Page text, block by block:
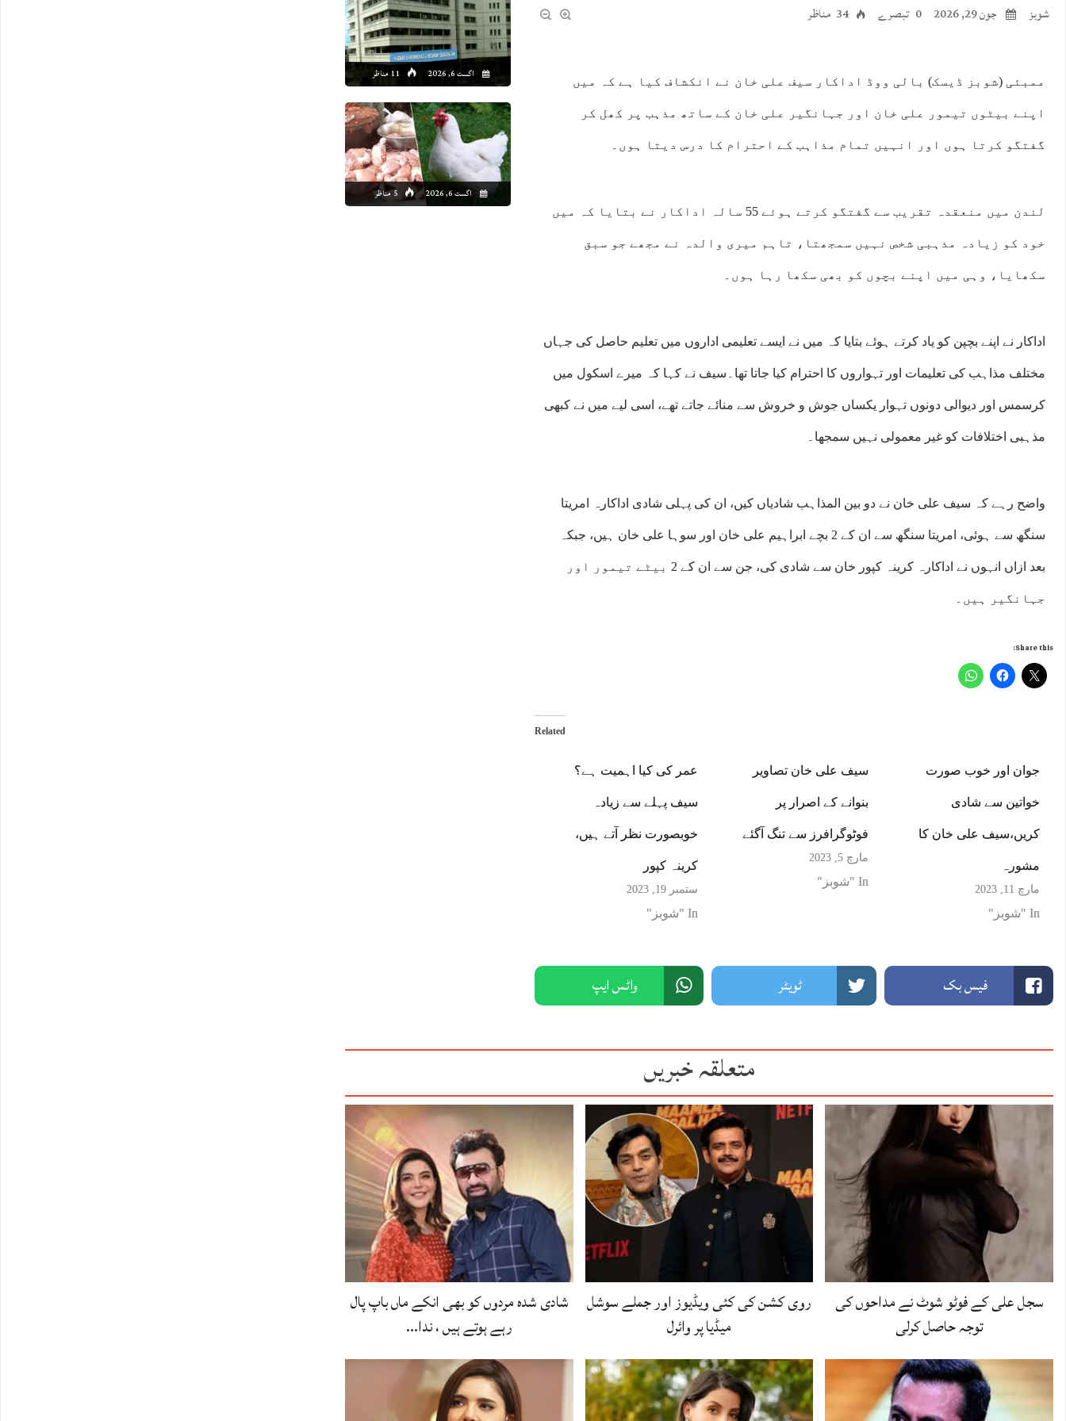
اگست 6, 2026 11 مناظر
اگست 6, 2026 5 مناظر
شوبز جون 29, 2026 0 تبصرے 34 مناظر
ممبئی (شوبز ڈیسک) بالی ووڈ اداکار سیف علی خان نے انکشاف کیا ہے کہ میں
اپنے بیٹوں تیمور علی خان اور جہانگیر علی خان کے ساتھ مذہب پر کھل کر
گفتگو کرتا ہوں اور انہیں تمام مذاہب کے احترام کا درس دیتا ہوں۔
لندن میں منعقدہ تقریب سے گفتگو کرتے ہوئے 55 سالہ اداکار نے بتایا کہ میں
خود کو زیادہ مذہبی شخص نہیں سمجھتا، تاہم میری والدہ نے مجھے جو سبق
سکھایا، وہی میں اپنے بچوں کو بھی سکھا رہا ہوں۔
اداکار نے اپنے بچپن کو یاد کرتے ہوئے بتایا کہ میں نے ایسے تعلیمی اداروں میں تعلیم حاصل کی جہاں
مختلف مذاہب کی تعلیمات اور تہواروں کا احترام کیا جاتا تھا۔سیف نے کہا کہ میرے اسکول میں
کرسمس اور دیوالی دونوں تہوار یکساں جوش و خروش سے منائے جاتے تھے، اسی لیے میں نے کبھی
مذہبی اختلافات کو غیر معمولی نہیں سمجھا۔
واضح رہے کہ سیف علی خان نے دو بین المذاہب شادیاں کیں، ان کی پہلی شادی اداکارہ امریتا
سنگھ سے ہوئی، امریتا سنگھ سے ان کے 2 بچے ابراہیم علی خان اور سوہا علی خان ہیں، جبکہ
بعد ازاں انہوں نے اداکارہ کرینہ کپور خان سے شادی کی، جن سے ان کے 2 بیٹے تیمور اور
جہانگیر ہیں۔
Share this:
Related
عمر کی کیا اہمیت ہے؟
سیف پہلے سے زیادہ
خوبصورت نظر آتے ہیں،
کرینہ کپور
ستمبر 19, 2023
In "شوبز"
سیف علی خان تصاویر
بنوانے کے اصرار پر
فوٹوگرافرز سے تنگ آگئے
مارچ 5, 2023
In "شوبز"
جوان اور خوب صورت
خواتین سے شادی
کریں،سیف علی خان کا
مشورہ
مارچ 11, 2023
In "شوبز"
فیس بک ٹویٹر واٹس ایپ
متعلقہ خبریں
سجل علی کے فوٹو شوٹ نے مداحوں کی
توجہ حاصل کرلی
روی کشن کی کئی ویڈیوز اور جملے سوشل
میڈیا پر وائرل
شادی شدہ مردوں کو بھی انکے ماں باپ پال
رہے ہوتے ہیں ، ندا…